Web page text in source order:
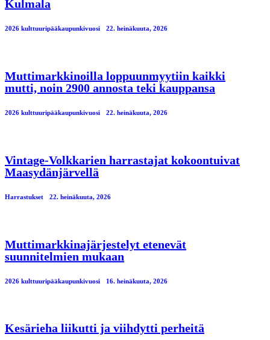
Kulmala
2026 kulttuuripääkaupunkivuosi 22. heinäkuuta, 2026
Muttimarkkinoilla loppuunmyytiin kaikki
mutti, noin 2900 annosta teki kauppansa
2026 kulttuuripääkaupunkivuosi 22. heinäkuuta, 2026
Vintage-Volkkarien harrastajat kokoontuivat
Maasydänjärvellä
Harrastukset 22. heinäkuuta, 2026
Muttimarkkinajärjestelyt etenevät
suunnitelmien mukaan
2026 kulttuuripääkaupunkivuosi 16. heinäkuuta, 2026
Kesärieha liikutti ja viihdytti perheitä